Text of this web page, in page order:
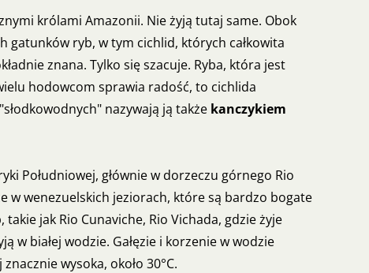
królami Amazonii. Nie żyją tutaj same. Obok
gatunków ryb, w tym cichlid, których całkowita
znana. Tylko się szacuje. Ryba, która jest
hodowcom sprawia radość, to cichlida
nazywają ją także kanczykiem
Południowej, głównie w dorzeczu górnego Rio
w wenezuelskich jeziorach, które są bardzo bogate
jak Rio Cunaviche, Rio Vichada, gdzie żyje
w białej wodzie. Gałęzie i korzenie w wodzie
wysoka, około 30°C.